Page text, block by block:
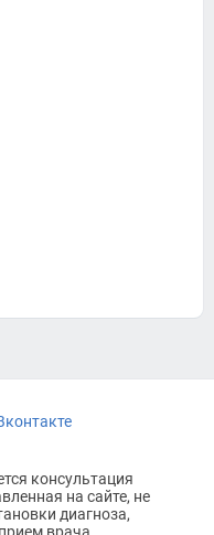
консультация
на сайте, не
диагноза,